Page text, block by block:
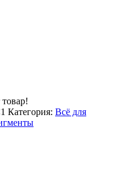
товар!
Категория: Всё для